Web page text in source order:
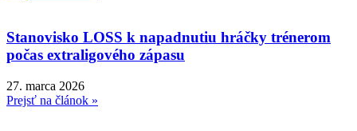
Stanovisko LOSS k napadnutiu hráčky trénerom
počas extraligového zápasu
27. marca 2026
Prejsť na článok »